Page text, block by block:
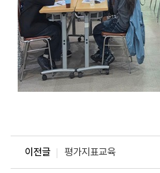
이전글 평가지표교육